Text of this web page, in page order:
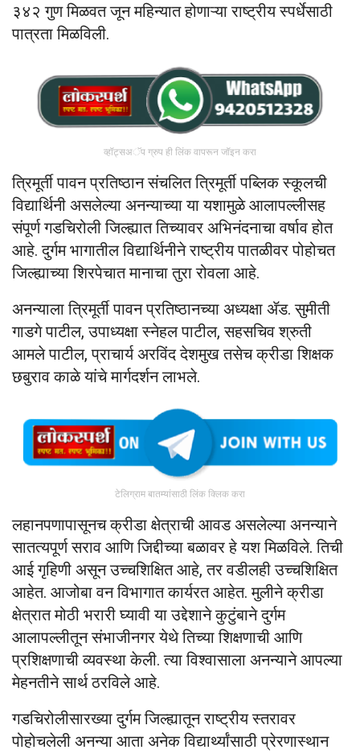
३४२ गुण मिळवत जून महिन्यात होणाऱ्या राष्ट्रीय स्पर्धेसाठी
पात्रता मिळविली.
व्हॉट्सअॅप ग्रुप ही लिंक वापरून जॉइन करा
त्रिमूर्ती पावन प्रतिष्ठान संचलित त्रिमूर्ती पब्लिक स्कूलची
विद्यार्थिनी असलेल्या अनन्याच्या या यशामुळे आलापल्लीसह
संपूर्ण गडचिरोली जिल्ह्यात तिच्यावर अभिनंदनाचा वर्षाव होत
आहे. दुर्गम भागातील विद्यार्थिनीने राष्ट्रीय पातळीवर पोहोचत
जिल्ह्याच्या शिरपेचात मानाचा तुरा रोवला आहे.
अनन्याला त्रिमूर्ती पावन प्रतिष्ठानच्या अध्यक्षा ॲड. सुमीती
गाडगे पाटील, उपाध्यक्षा स्नेहल पाटील, सहसचिव श्रुती
आमले पाटील, प्राचार्य अरविंद देशमुख तसेच क्रीडा शिक्षक
छबुराव काळे यांचे मार्गदर्शन लाभले.
टेलिग्राम बातम्यांसाठी लिंक क्लिक करा
लहानपणापासूनच क्रीडा क्षेत्राची आवड असलेल्या अनन्याने
सातत्यपूर्ण सराव आणि जिद्दीच्या बळावर हे यश मिळविले. तिची
आई गृहिणी असून उच्चशिक्षित आहे, तर वडीलही उच्चशिक्षित
आहेत. आजोबा वन विभागात कार्यरत आहेत. मुलीने क्रीडा
क्षेत्रात मोठी भरारी घ्यावी या उद्देशाने कुटुंबाने दुर्गम
आलापल्लीतून संभाजीनगर येथे तिच्या शिक्षणाची आणि
प्रशिक्षणाची व्यवस्था केली. त्या विश्वासाला अनन्याने आपल्या
मेहनतीने सार्थ ठरविले आहे.
गडचिरोलीसारख्या दुर्गम जिल्ह्यातून राष्ट्रीय स्तरावर
पोहोचलेली अनन्या आता अनेक विद्यार्थ्यांसाठी प्रेरणास्थान